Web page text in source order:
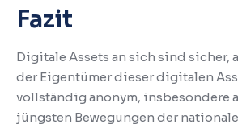
Fazit
Digitale Assets an sich sind sicher,
der Eigentümer dieser digitalen
vollständig anonym, insbesondere
jüngsten Bewegungen der